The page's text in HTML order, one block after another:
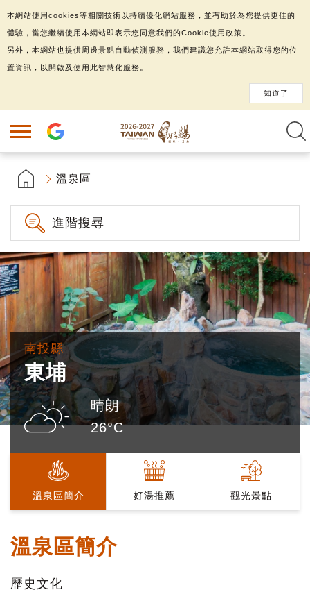
溫泉區
進階搜尋
南投縣
東埔
晴朗
26°C
溫泉區簡介 好湯推薦 觀光景點
溫泉區簡介
歷史文化
本網站使用cookies等相關技術以持續優化網站服務，並有助於為您提供更佳的
體驗，當您繼續使用本網站即表示您同意我們的Cookie使用政策。
另外，本網站也提供周邊景點自動偵測服務，我們建議您允許本網站取得您的位
置資訊，以開啟及使用此智慧化服務。
知道了